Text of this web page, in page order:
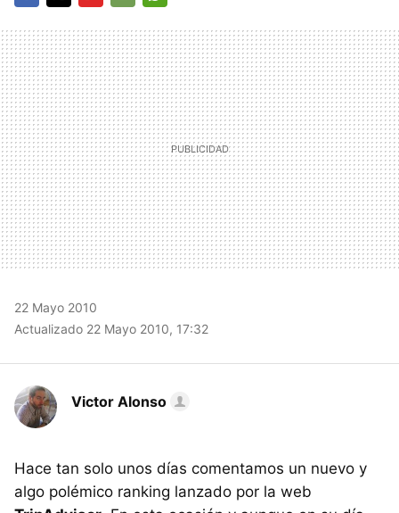
MAIL
22 Mayo 2010
Actualizado 22 Mayo 2010, 17:32
Victor Alonso
Hace tan solo unos días comentamos un nuevo y
algo polémico ranking lanzado por la web